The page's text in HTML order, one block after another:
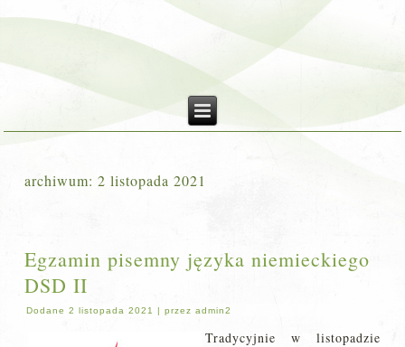
archiwum:2 listopada 2021
Egzamin pisemny języka niemieckiego
DSD II
Dodane 2 listopada 2021 |przez admin2
Tradycyjnie w listopadzie